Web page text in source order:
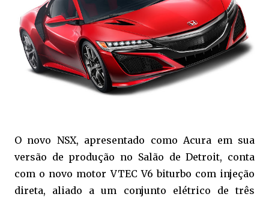
O novo NSX, apresentado como Acura em sua
versão de produção no Salão de Detroit, conta
com o novo motor VTEC V6 biturbo com injeção
direta, aliado a um conjunto elétrico de três